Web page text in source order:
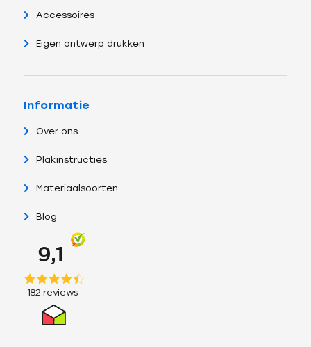
Accessoires
Eigen ontwerp drukken
Informatie
Over ons
Plakinstructies
Materiaalsoorten
Blog